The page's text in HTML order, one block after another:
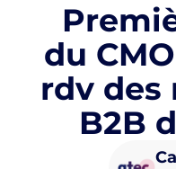
du
rdv des
B2B